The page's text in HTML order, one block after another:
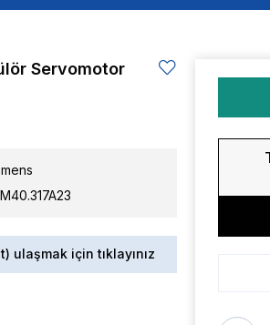
Servomotor
ulaşmak için tıklayınız